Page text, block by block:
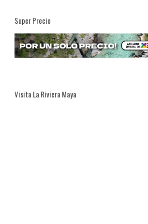
Super Precio
Visita La Riviera Maya